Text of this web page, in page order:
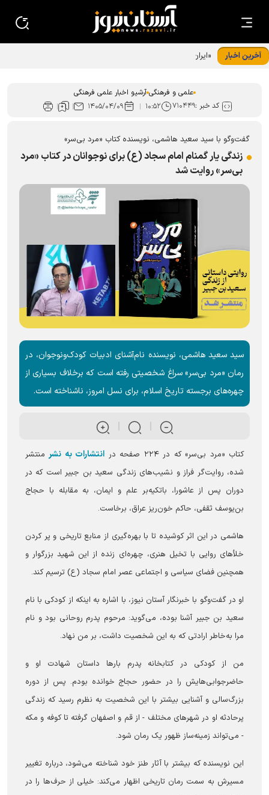
آخرین اخبار
«ایران امام رضا (ع)؛ خون‌خواه و جان‌فدا» شعار محوری دهه
علمی و فرهنگی آرشیو اخبار علمی فرهنگی
کد خبر :۷۱۰۴۴۹ ۱۰:۵۲ ۱۴۰۵/۰۴/۰۹
گفت‌و‌گو با سید سعید هاشمی، نویسنده کتاب «مرد بی‌سر»
زندگی یار گمنام امام سجاد (ع) برای نوجوانان در کتاب «مرد
بی‌سر» روایت شد
سید سعید هاشمی، نویسنده نام‌آشنای ادبیات کودک‌ونوجوان، در
رمان «مرد بی‌سر» سراغ شخصیتی رفته است که برخلاف بسیاری از
چهره‌های برجسته تاریخ اسلام، برای نسل امروز، ناشناخته است.
کتاب «مرد بی‌سر» که در ۲۲۴ صفحه در انتشارات به نشرمنتشر
شده، روایت‌گر فراز و نشیب‌های زندگی سعید بن جبیر است که در
دوران پس از عاشورا، باتکیه‌بر علم و ایمان، به مقابله با حجاج
بن‌یوسف ثقفی، حاکم خون‌ریز عراق، برخاست.
هاشمی در این اثر کوشیده تا با بهره‌گیری از منابع تاریخی و پر کردن
خلأ‌های روایی با تخیل هنری، چهره‌ای زنده از این شهید بزرگوار و
همچنین فضای سیاسی و اجتماعی عصر امام سجاد (ع) ترسیم کند.
او در گفت‌و‌گو با خبرنگار آستان نیوز، با اشاره به اینکه از کودکی با نام
سعید بن جبیر آشنا بوده، می‌گوید: مرحوم پدرم روحانی بود و نام
مرا به‌خاطر ارادتی که به این شخصیت داشت، بر من نهاد.
من از کودکی در کتابخانه پدرم بار‌ها داستان شهادت او و
حاضرجوابی‌هایش را در حضور حجاج خوانده بودم. پس از دوره
بزرگ‌سالی و آشنایی بیشتر با این شخصیت به نظرم رسید که زندگی
پرحادثه او در شهر‌های مختلف - از قم و اصفهان گرفته تا کوفه و مکه
- می‌تواند زمینه‌ساز ظهور یک رمان شود.
این نویسنده که بیشتر با آثار طنز خود شناخته می‌شود، درباره تغییر
مسیرش به سمت رمان تاریخی اظهار می‌کند: خیلی از حرف‌ها را در